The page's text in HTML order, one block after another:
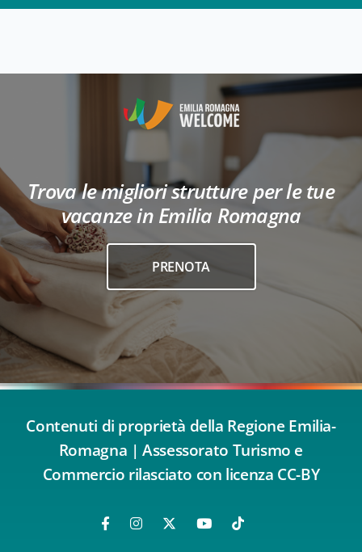
Trova le migliori strutture per le tue
vacanze in Emilia Romagna
PRENOTA
Contenuti di proprietà della Regione Emilia-
Romagna | Assessorato Turismo e
Commercio rilasciato con licenza CC-BY